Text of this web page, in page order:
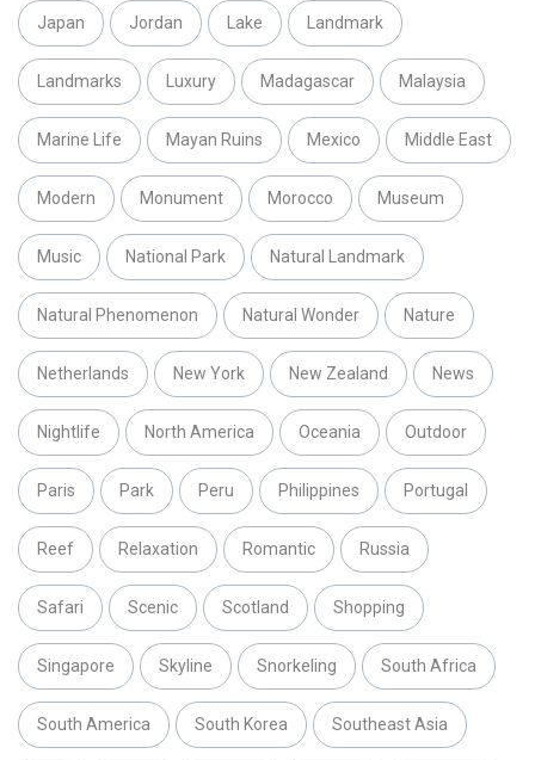
Japan Jordan Lake Landmark
Landmarks Luxury Madagascar Malaysia
Marine Life Mayan Ruins Mexico Middle East
Modern Monument Morocco Museum
Music National Park Natural Landmark
Natural Phenomenon Natural Wonder Nature
Netherlands New York New Zealand News
Nightlife North America Oceania Outdoor
Paris Park Peru Philippines Portugal
Reef Relaxation Romantic Russia
Safari Scenic Scotland Shopping
Singapore Skyline Snorkeling South Africa
South America South Korea Southeast Asia